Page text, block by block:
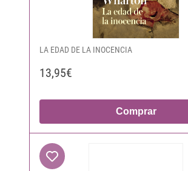
LA EDAD DE LA INOCENCIA
13,95€
Comprar